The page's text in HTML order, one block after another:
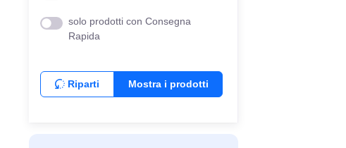
solo prodotti con Consegna
Rapida
Riparti Mostra i prodotti